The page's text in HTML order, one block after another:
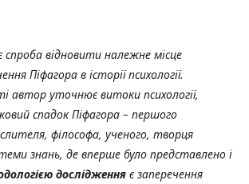
відновити належне місце
Піфагора в історії психології.
автор уточнює витоки психології,
спадок Піфагора – першого
філософа, ученого, творця
знань, де вперше було представлено і
дослідження є заперечення